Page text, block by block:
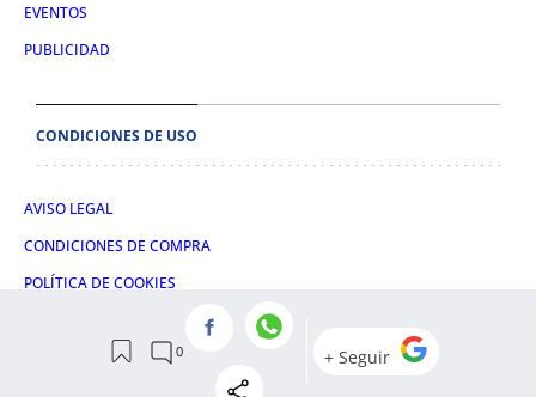
EVENTOS
PUBLICIDAD
CONDICIONES DE USO
AVISO LEGAL
CONDICIONES DE COMPRA
POLÍTICA DE COOKIES